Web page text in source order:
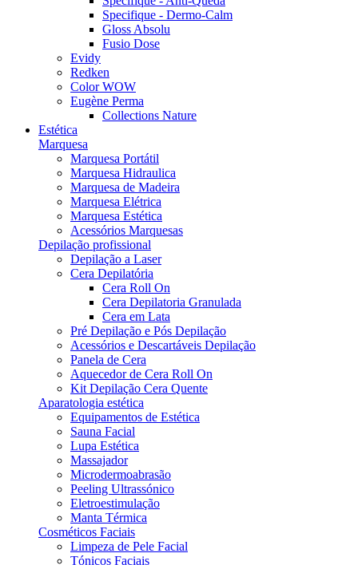
Specifique - Dermo-Calm
Gloss Absolu
Fusio Dose
Evidy
Redken
Color WOW
Eugène Perma
Collections Nature
Estética
Marquesa
Marquesa Portátil
Marquesa Hidraulica
Marquesa de Madeira
Marquesa Elétrica
Marquesa Estética
Acessórios Marquesas
Depilação profissional
Depilação a Laser
Cera Depilatória
Cera Roll On
Cera Depilatoria Granulada
Cera em Lata
Pré Depilação e Pós Depilação
Acessórios e Descartáveis Depilação
Panela de Cera
Aquecedor de Cera Roll On
Kit Depilação Cera Quente
Aparatologia estética
Equipamentos de Estética
Sauna Facial
Lupa Estética
Massajador
Microdermoabrasão
Peeling Ultrassónico
Eletroestimulação
Manta Térmica
Cosméticos Faciais
Limpeza de Pele Facial
Tónicos Faciais